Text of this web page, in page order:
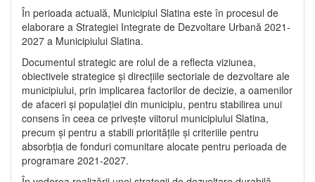
În perioada actuală, Municipiul Slatina este în procesul de
elaborare a Strategiei Integrate de Dezvoltare Urbană 2021‐
2027 a Municipiului Slatina.
Documentul strategic are rolul de a reflecta viziunea,
obiectivele strategice și direcțiile sectoriale de dezvoltare ale
municipiului, prin implicarea factorilor de decizie, a oamenilor
de afaceri și populației din municipiu, pentru stabilirea unui
consens în ceea ce privește viitorul municipiului Slatina,
precum și pentru a stabili prioritățile și criteriile pentru
absorbția de fonduri comunitare alocate pentru perioada de
programare 2021-2027.